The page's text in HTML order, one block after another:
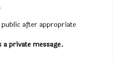
after appropriate
a private message.